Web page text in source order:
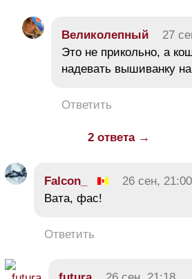
Великолепный 27
Это не прикольно, а
надевать вышиванку на
Ответить
2 ответа →
Falcon_ 26 сен, 21:00
Вата, фас!
Ответить